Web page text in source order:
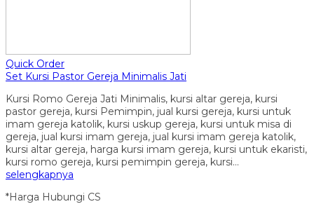
Quick Order
Set Kursi Pastor Gereja Minimalis Jati
Kursi Romo Gereja Jati Minimalis, kursi altar gereja, kursi
pastor gereja, kursi Pemimpin, jual kursi gereja, kursi untuk
imam gereja katolik, kursi uskup gereja, kursi untuk misa di
gereja, jual kursi imam gereja, jual kursi imam gereja katolik,
kursi altar gereja, harga kursi imam gereja, kursi untuk ekaristi,
kursi romo gereja, kursi pemimpin gereja, kursi…
selengkapnya
*Harga Hubungi CS